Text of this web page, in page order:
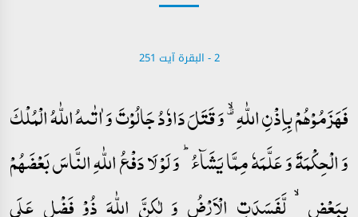
2 - ‎البقرة آیت 251
فَہَزَمُوۡہُمۡ بِاِذۡنِ اللّٰہِ ۟ۙ وَ قَتَلَ دَاوٗدُ جَالُوۡتَ وَ اٰتٰىہُ اللّٰہُ الۡمُلۡکَ
وَ الۡحِکۡمَۃَ وَ عَلَّمَہٗ مِمَّا یَشَآءُ ؕ وَ لَوۡ لَا دَفۡعُ اللّٰہِ النَّاسَ بَعۡضَہُمۡ
بِبَعۡضٍ ۙ لَّفَسَدَتِ الۡاَرۡضُ وَ لٰکِنَّ اللّٰہَ ذُوۡ فَضۡلٍ عَلَی